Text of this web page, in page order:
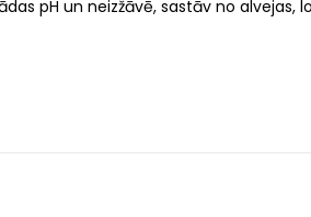
pH un neizžāvē, sastāv no alvejas,